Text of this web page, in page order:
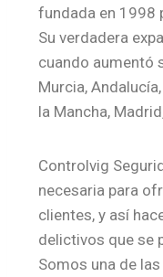
fundada en 1998
Su verdadera
cuando aumentó
Murcia,
la Mancha,
Controlvig
necesaria para
clientes, y así
delictivos que se
Somos una de las